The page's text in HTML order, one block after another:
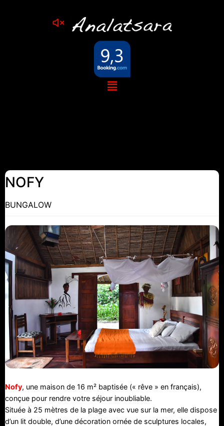
NOFY
BUNGALOW
Nofy, une maison de 16 m² baptisée (« rêve » en français),
conçue pour rendre votre séjour inoubliable.
Située à 25 mètres de la plage avec vue sur la mer, elle dispose
d’un lit double, d’une décoration ornée de sculptures locales,